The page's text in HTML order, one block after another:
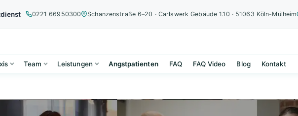
0221 66950300 Schanzenstraße 6–20 · Carlswerk Gebäude 1.10 · 51063 Köln-Mülheim
Team Leistungen Angstpatienten FAQ FAQ Video Blog Kontakt